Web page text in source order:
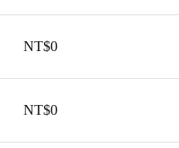
NT$0
NT$0